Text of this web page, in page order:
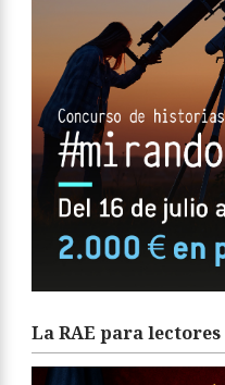
La RAE para